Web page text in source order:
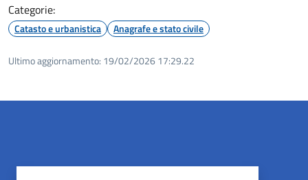
Categorie:
Catasto e urbanistica Anagrafe e stato civile
Ultimo aggiornamento: 19/02/2026 17:29.22